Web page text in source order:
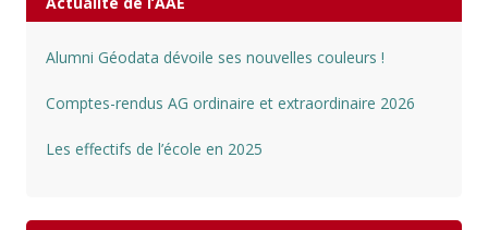
Alumni Géodata dévoile ses nouvelles couleurs !
Comptes-rendus AG ordinaire et extraordinaire 2026
Les effectifs de l’école en 2025